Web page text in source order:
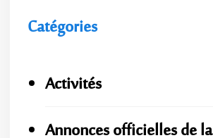
Catégories
Activités
Annonces officielles de la